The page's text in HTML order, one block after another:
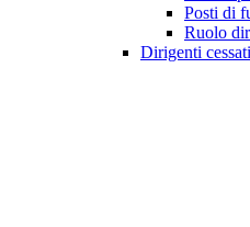
Posti di
Ruolo
Dirigenti cessati